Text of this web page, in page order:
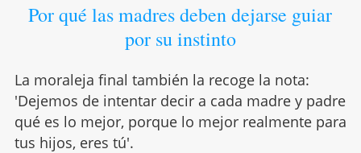
Por qué las madres deben dejarse guiar
por su instinto
La moraleja final también la recoge la nota:
'Dejemos de intentar decir a cada madre y padre
qué es lo mejor, porque lo mejor realmente para
tus hijos, eres tú'.